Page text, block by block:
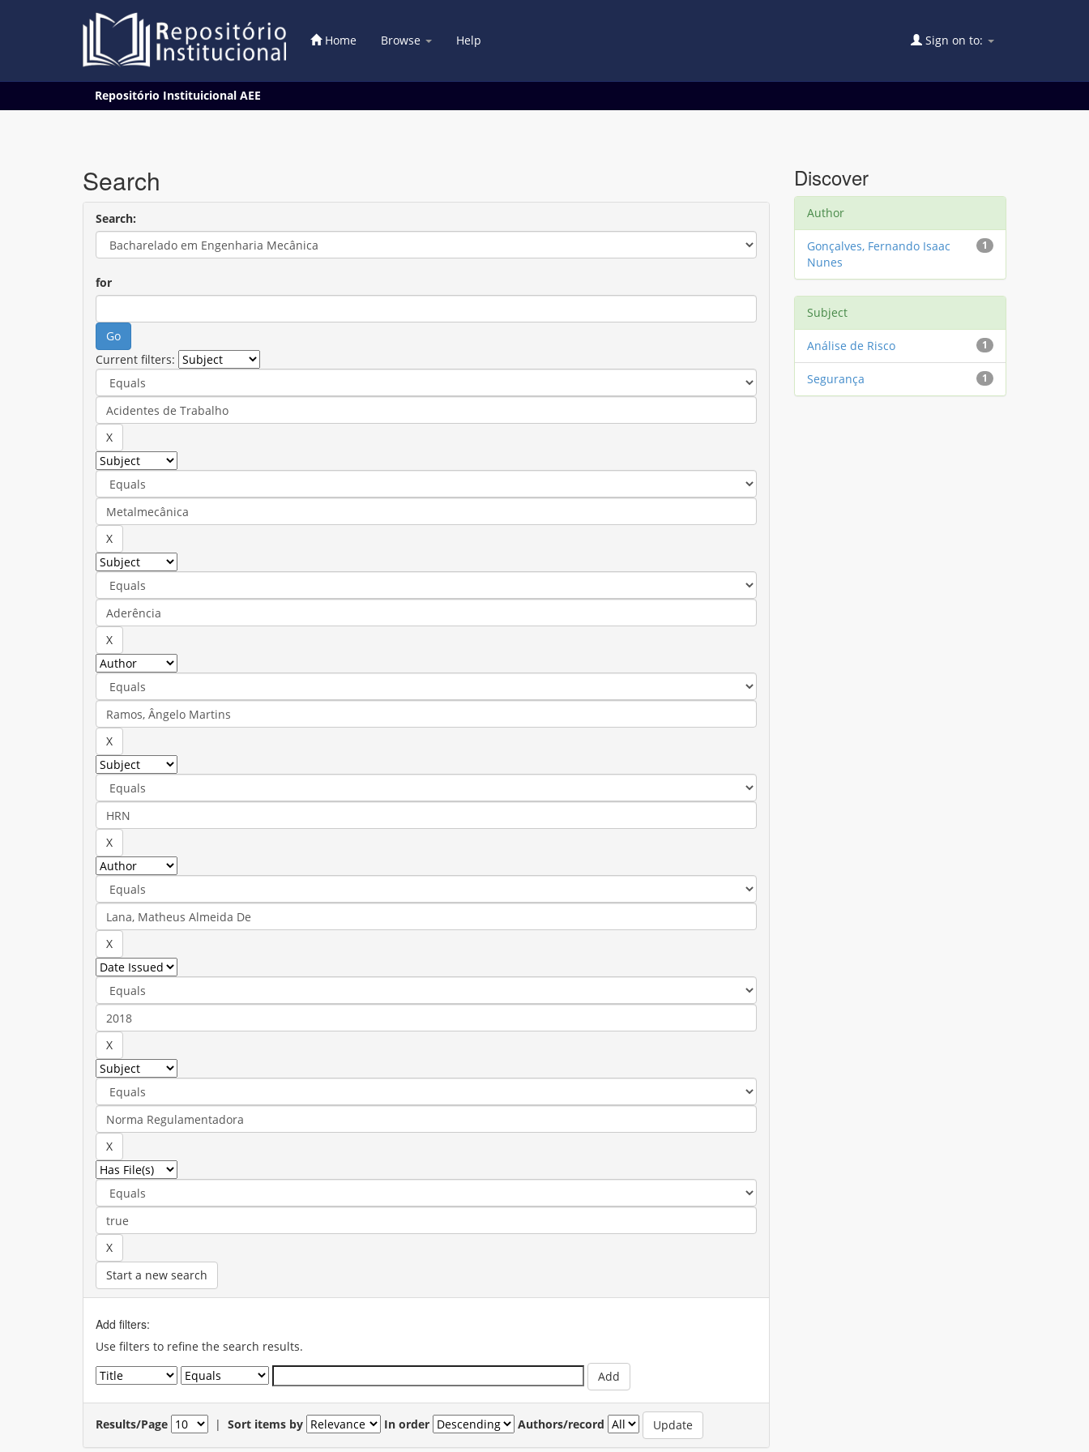
Home Browse Help Sign on to:
Repositório Instituicional AEE
Search
Search:
for
Current filters:
Start a new search
Add filters:
Use filters to refine the search results.
Results/Page | Sort items by In order Authors/record
Discover
Author
1
Gonçalves, Fernando Isaac
Nunes
Subject
1
Análise de Risco
1
Segurança